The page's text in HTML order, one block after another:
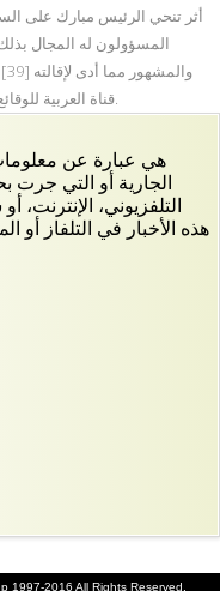
أثر تنحي الرئيس مبارك على
المسؤولون له المجال
قناة العربية للوقائع وبثها "أخبارا كاذبة تهدف لإحباط المتظاهرين"[41].
1997-2016 All Rights Reserved.